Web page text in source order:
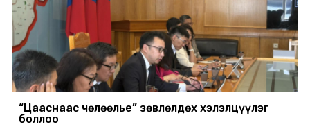
“Цааснаас чөлөөлье” зөвлөлдөх хэлэлцүүлэг
боллоо